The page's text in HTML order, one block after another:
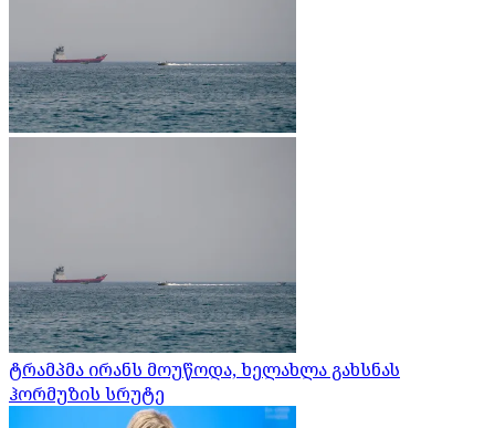
ტრამპმა ირანს მოუწოდა, ხელახლა გახსნას
ჰორმუზის სრუტე